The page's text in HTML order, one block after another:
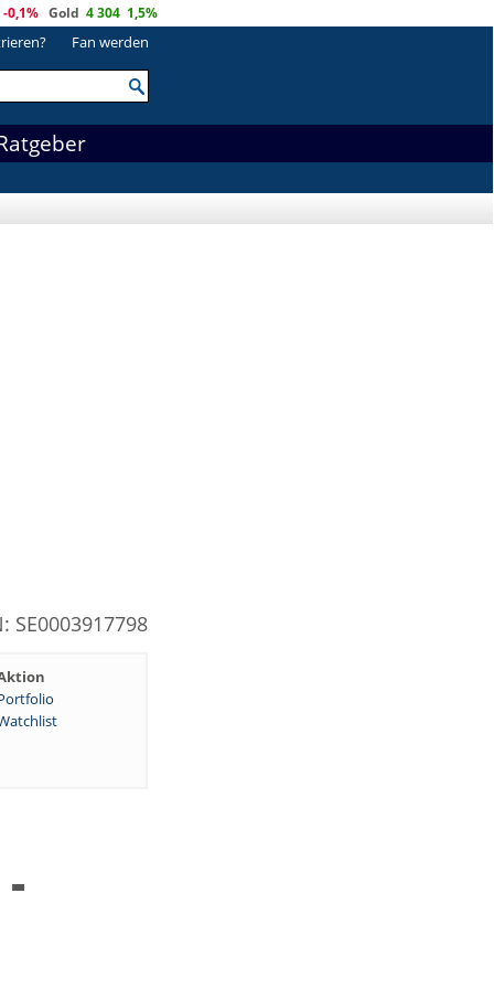
-0,1% Gold 4 304 1,5%
Fan werden
SE0003917798